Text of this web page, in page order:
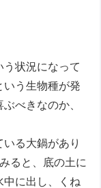
状況になって
いう生物種が発
べきなのか、
る大鍋があり
ると、底の土に
中に出し、くね